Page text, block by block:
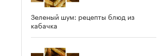
Зеленый шум: рецепты блюд из
кабачка